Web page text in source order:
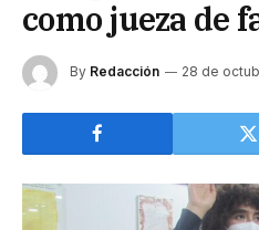
como jueza de
By Redacción 28 de